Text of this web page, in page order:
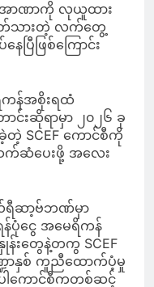
အာဏာကို လုယူထား
ြတ်သားတဲ့ လက်တွေ့
ြီဖြစ်ကြောင်း
ကန်အစိုးရထံ
ဆိုရာမှာ ၂၀၂၆ ခု
SCEF ကောင်စီကို
ဆံပေးဖို့ အလေး
ရီဆာ့ဗ်ဘဏ်မှာ
န်ပုံငွေ အမေရိကန်
းတွေနဲ့တကွ SCEF
ဍာနှစ် ကူညီထောက်ပံ့မှု
ါကောင်စီကတစ်ဆင့်